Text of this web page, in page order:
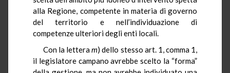
alla Regione, competente in materia di governo
del territorio e nell’individuazione di
competenze ulteriori degli enti locali.
Con la letteram) dello stesso art. 1, comma 1,
il legislatore campano avrebbe scelto la “forma”